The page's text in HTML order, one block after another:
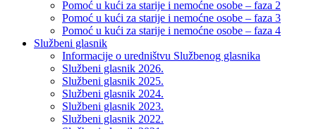
Pomoć u kući za starije i nemoćne osobe – faza 2
Pomoć u kući za starije i nemoćne osobe – faza 3
Pomoć u kući za starije i nemoćne osobe – faza 4
Službeni glasnik
Informacije o uredništvu Službenog glasnika
Službeni glasnik 2026.
Službeni glasnik 2025.
Službeni glasnik 2024.
Službeni glasnik 2023.
Službeni glasnik 2022.